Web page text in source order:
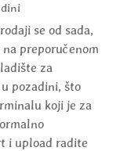
se od sada,
preporučenom
za
pozadini, što
koji je za
i upload radite